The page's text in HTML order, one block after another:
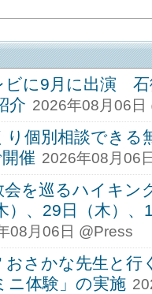
ビに9月に出演
介 2026年08月06日
個別相談できる
催 2026年08月06
を巡るハイキン
）、29日（木）、
08月06日 @Press
おさかな先生と
ニ体験」の実施